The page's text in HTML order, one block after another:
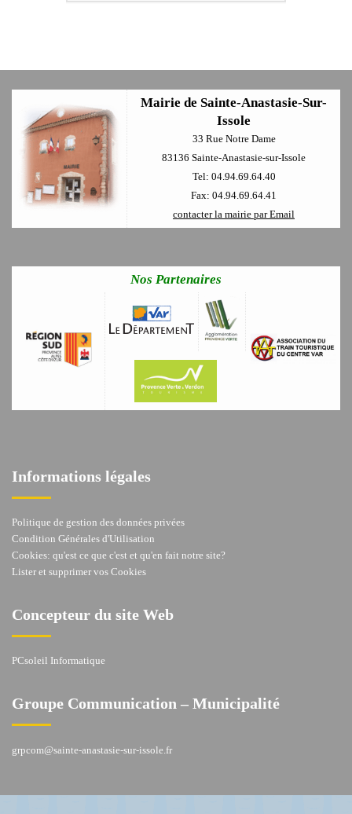
Mairie de Sainte-Anastasie-Sur-
Issole
33 Rue Notre Dame
83136 Sainte-Anastasie-sur-Issole
Tel: 04.94.69.64.40
Fax: 04.94.69.64.41
contacter la mairie par Email
Nos Partenaires
Informations légales
Politique de gestion des données privées
Condition Générales d'Utilisation
Cookies: qu'est ce que c'est et qu'en fait notre site?
Lister et supprimer vos Cookies
Concepteur du site Web
PCsoleil Informatique
Groupe Communication – Municipalité
grpcom@sainte-anastasie-sur-issole.fr